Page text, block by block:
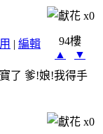
x0
| 編輯
94樓
▲
▼
了 爹!娘!我得手
x0